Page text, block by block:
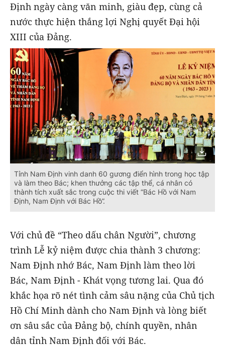
Định ngày càng văn minh, giàu đẹp, cùng cả
nước thực hiện thắng lợi Nghị quyết Đại hội
XIII của Đảng.
Tỉnh Nam Định vinh danh 60 gương điển hình trong học tập
và làm theo Bác; khen thưởng các tập thể, cá nhân có
thành tích xuất sắc trong cuộc thi viết “Bác Hồ với Nam
Định, Nam Định với Bác Hồ”.
Với chủ đề “Theo dấu chân Người”, chương
trình Lễ kỷ niệm được chia thành 3 chương:
Nam Định nhớ Bác, Nam Định làm theo lời
Bác, Nam Định - Khát vọng tương lai. Qua đó
khắc họa rõ nét tình cảm sâu nặng của Chủ tịch
Hồ Chí Minh dành cho Nam Định và lòng biết
ơn sâu sắc của Đảng bộ, chính quyền, nhân
dân tỉnh Nam Định đối với Bác.